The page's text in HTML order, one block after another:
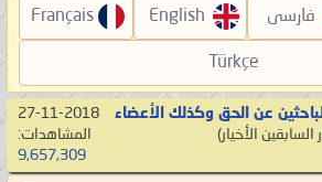
فارسی English
Français
Türkçe
عن الحق وكذلك الأعضاء
السابقين الأخيار)
27-11-2018
المشاهدات:
9,657,309